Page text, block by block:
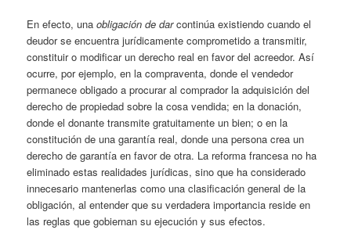
En efecto, unaobligación de darcontinúa existiendo cuando el
deudor se encuentra jurídicamente comprometido a transmitir,
constituir o modificar un derecho real en favor del acreedor. Así
ocurre, por ejemplo, en la compraventa, donde el vendedor
permanece obligado a procurar al comprador la adquisición del
derecho de propiedad sobre la cosa vendida; en la donación,
donde el donante transmite gratuitamente un bien; o en la
constitución de una garantía real, donde una persona crea un
derecho de garantía en favor de otra. La reforma francesa no ha
eliminado estas realidades jurídicas, sino que ha considerado
innecesario mantenerlas como una clasificación general de la
obligación, al entender que su verdadera importancia reside en
las reglas que gobiernan su ejecución y sus efectos.